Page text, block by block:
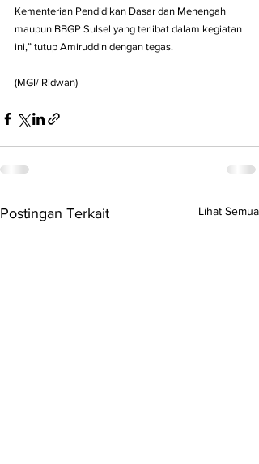
Kementerian Pendidikan Dasar dan Menengah
maupun BBGP Sulsel yang terlibat dalam kegiatan
ini,” tutup Amiruddin dengan tegas.
(MGI/ Ridwan)
Postingan Terkait Lihat Semua